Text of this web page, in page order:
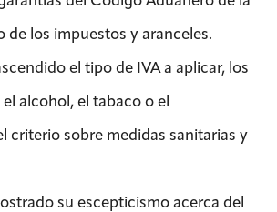
de los impuestos y aranceles.
el tipo de IVA a aplicar, los
alcohol, el tabaco o el
criterio sobre medidas sanitarias y
su escepticismo acerca del